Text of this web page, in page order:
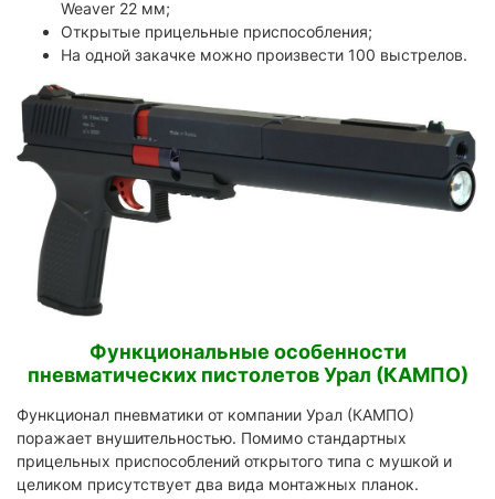
Weaver 22 мм;
Открытые прицельные приспособления;
На одной закачке можно произвести 100 выстрелов.
Функциональные особенности
пневматических пистолетов Урал (КАМПО)
Функционал пневматики от компании Урал (КАМПО)
поражает внушительностью. Помимо стандартных
прицельных приспособлений открытого типа с мушкой и
целиком присутствует два вида монтажных планок.